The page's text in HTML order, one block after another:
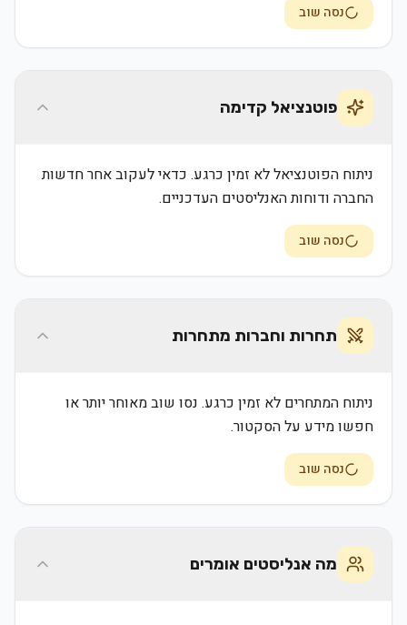
נסה שוב
פוטנציאל קדימה
ניתוח הפוטנציאל לא זמין כרגע. כדאי לעקוב אחר חדשות
החברה ודוחות האנליסטים העדכניים.
נסה שוב
תחרות וחברות מתחרות
ניתוח המתחרים לא זמין כרגע. נסו שוב מאוחר יותר או
חפשו מידע על הסקטור.
נסה שוב
מה אנליסטים אומרים